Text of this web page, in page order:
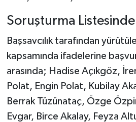
Soruşturma
Başsavcılık tarafından
kapsamında ifadelerine
arasında; Hadise Açıkgöz,
Polat, Engin Polat, Kubilay
Berrak Tüzünataç, Özge
Evgar, Birce Akalay, Feyza